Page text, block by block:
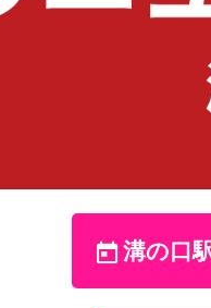
溝の口